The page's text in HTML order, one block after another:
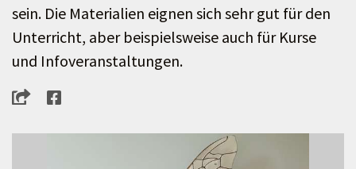
sein. Die Materialien eignen sich sehr gut für den
Unterricht, aber beispielsweise auch für Kurse
und Infoveranstaltungen.